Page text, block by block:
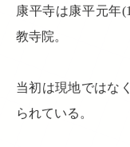
康平寺は康平元年
教寺院。
当初は現地ではな
られている。